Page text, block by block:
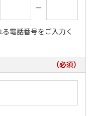
ー
電話番号をご入力く
（必須）